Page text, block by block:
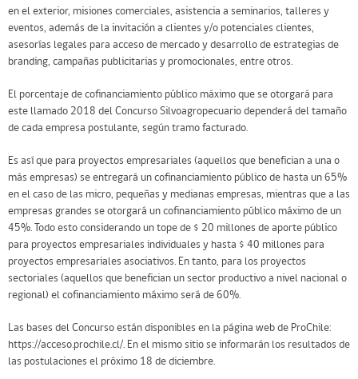
en el exterior, misiones comerciales, asistencia a seminarios, talleres y
eventos, además de la invitación a clientes y/o potenciales clientes,
asesorías legales para acceso de mercado y desarrollo de estrategias de
branding, campañas publicitarias y promocionales, entre otros.
El porcentaje de cofinanciamiento público máximo que se otorgará para
este llamado 2018 del Concurso Silvoagropecuario dependerá del tamaño
de cada empresa postulante, según tramo facturado.
Es así que para proyectos empresariales (aquellos que benefician a una o
más empresas) se entregará un cofinanciamiento público de hasta un 65%
en el caso de las micro, pequeñas y medianas empresas, mientras que a las
empresas grandes se otorgará un cofinanciamiento público máximo de un
45%. Todo esto considerando un tope de $ 20 millones de aporte público
para proyectos empresariales individuales y hasta $ 40 millones para
proyectos empresariales asociativos. En tanto, para los proyectos
sectoriales (aquellos que benefician un sector productivo a nivel nacional o
regional) el cofinanciamiento máximo será de 60%.
Las bases del Concurso están disponibles en la página web de ProChile:
https://acceso.prochile.cl/. En el mismo sitio se informarán los resultados de
las postulaciones el próximo 18 de diciembre.